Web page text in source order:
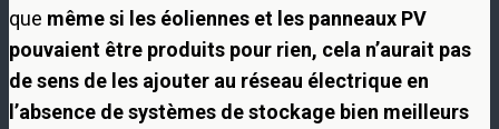
que même si les éoliennes et les panneaux PV
pouvaient être produits pour rien, cela n’aurait pas
de sens de les ajouter au réseau électrique en
l’absence de systèmes de stockage bien meilleurs